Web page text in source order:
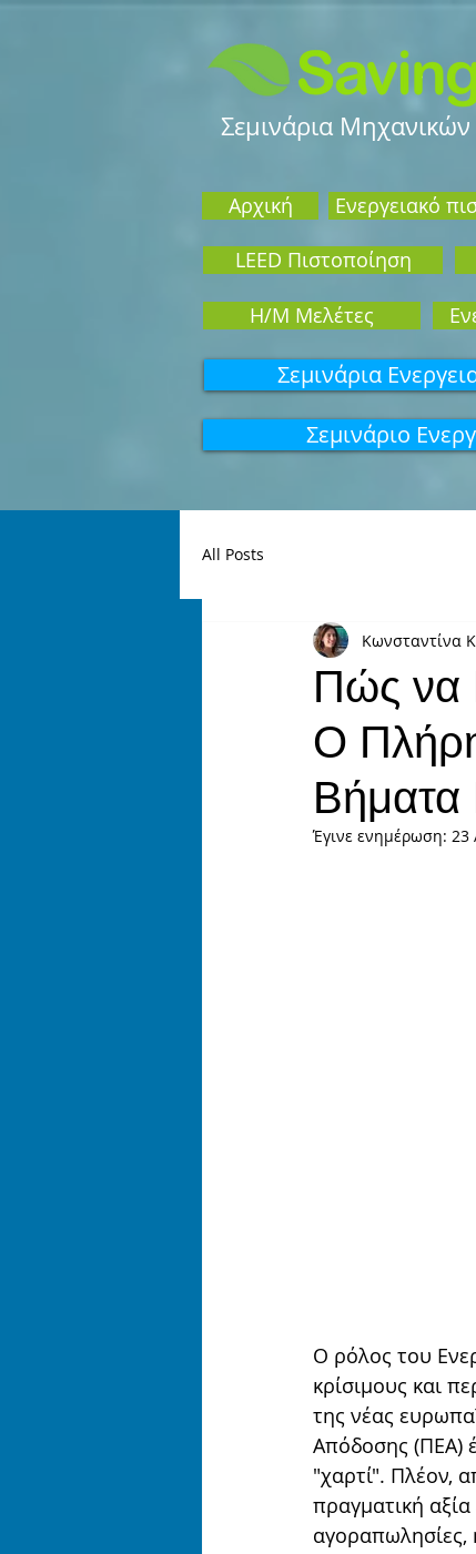
Σεμινάρια
Αρχική Ενεργειακό
LEED Πιστοποίηση
Η/Μ Μελέτες
Σεμινάρια
Σεμινάριo
All Posts
Πώς να
Ο
Βήματα
Κωνσταντίνα
Έγινε ενημέρωση: 23
Ο ρόλος του
κρίσιμους και
της νέας
Απόδοσης (ΠΕΑ)
"χαρτί". Πλέον,
πραγματική
αγοραπωλησίες,